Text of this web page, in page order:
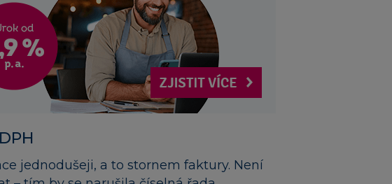
jednodušeji, a to stornem faktury. Není